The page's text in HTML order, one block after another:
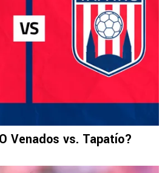
Venados vs. Tapatío?